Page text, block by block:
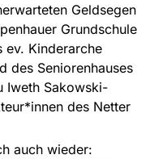
Geldsegen
Grundschule
ev. Kinderarche
des Seniorenhauses
Iweth Sakowski-
des Netter
auch wieder: